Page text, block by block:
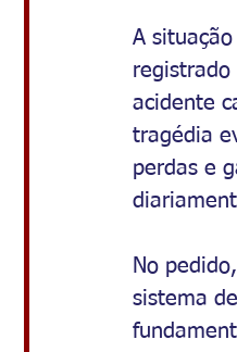
A
acidente
tragédia
perdas e
No
sistema